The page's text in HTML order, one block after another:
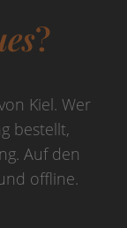
?
Kiel. Wer
bestellt,
Auf den
offline.